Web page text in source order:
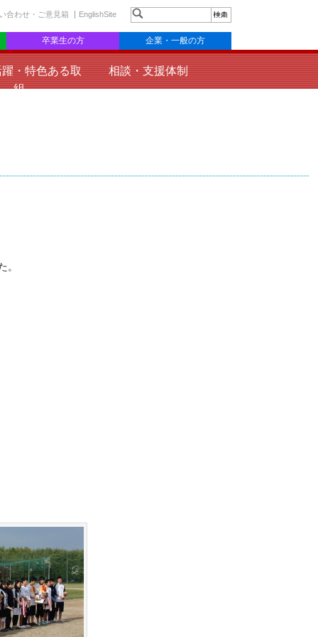
合わせ・ご意見箱 EnglishSite
卒業生の方 企業・一般の方
・特色ある取
組
相談・支援体制
。